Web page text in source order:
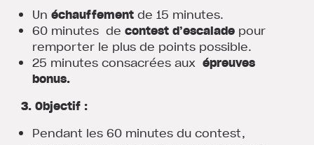
Un échauffement de 15 minutes.
60 minutes de contest d’escalade pour
remporter le plus de points possible.
25 minutes consacrées aux épreuves
bonus.
3. Objectif :
Pendant les 60 minutes du contest,